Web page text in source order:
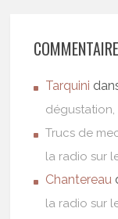
Tarquini
dégustation,
Trucs de
la radio sur
Chantereau
la radio sur